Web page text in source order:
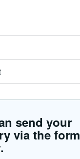
send your
via the form